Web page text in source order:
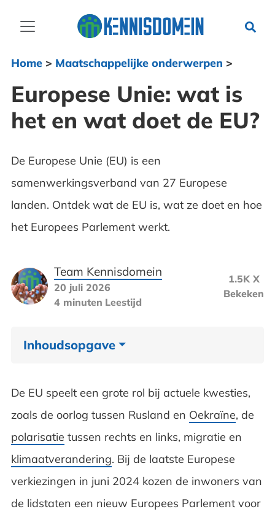
Home> Maatschappelijke onderwerpen >
Europese Unie: wat is
het en wat doet de EU?
De Europese Unie (EU) is een
samenwerkingsverband van 27 Europese
landen. Ontdek wat de EU is, wat ze doet en hoe
het Europees Parlement werkt.
Team Kennisdomein
20 juli 2026
4 minuten Leestijd
1.5K X
Bekeken
Inhoudsopgave
Wat zijn de taken van de EU
Waarom is Europese samenwerking
belangrijk
De EU speelt een grote rol bij actuele kwesties,
zoals de oorlog tussen Rusland en Oekraïne, de
polarisatie tussen rechts en links, migratie en
klimaatverandering. Bij de laatste Europese
verkiezingen in juni 2024 kozen de inwoners van
de lidstaten een nieuw Europees Parlement voor